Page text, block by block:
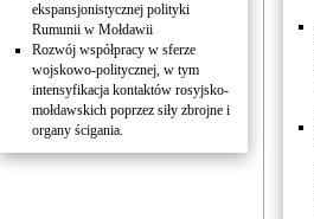
ekspansjonistycznej polityki
Rumunii w Mołdawii
Rozwój współpracy w sferze
wojskowo-politycznej, w tym
intensyfikacja kontaktów rosyjsko-
mołdawskich poprzez siły zbrojne i
organy ścigania.